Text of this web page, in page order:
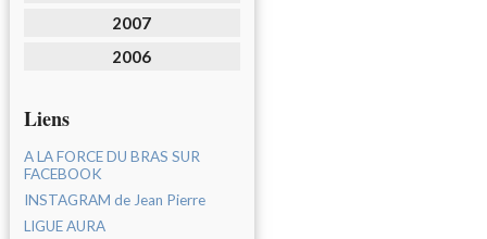
2007
2006
Liens
A LA FORCE DU BRAS SUR
FACEBOOK
INSTAGRAM de Jean Pierre
LIGUE AURA